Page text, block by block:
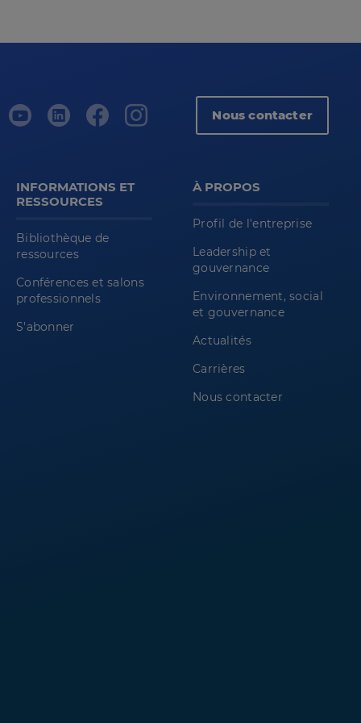
Nous contacter
INFORMATIONS ET
RESSOURCES
Bibliothèque de
ressources
Conférences et salons
professionnels
S'abonner
À PROPOS
Profil de l'entreprise
Leadership et
gouvernance
Environnement, social
et gouvernance
Actualités
Carrières
Nous contacter